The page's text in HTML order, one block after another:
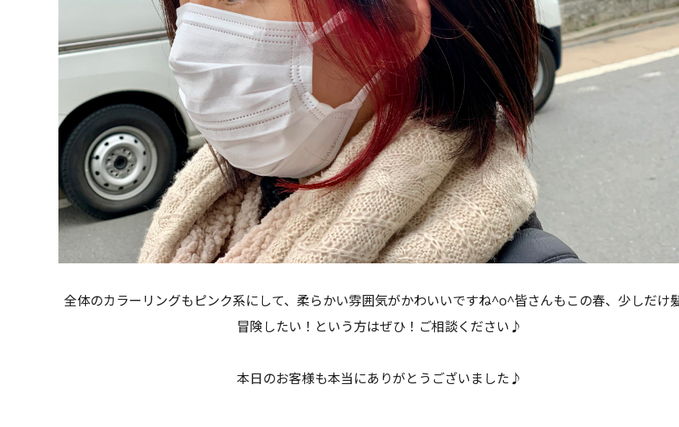
全体のカラーリングもピンク系にして、柔らかい雰囲気がかわいいですね^o^皆さんもこの春、少しだけ
冒険したい！という方はぜひ！ご相談ください♪
本日のお客様も本当にありがとうございました♪